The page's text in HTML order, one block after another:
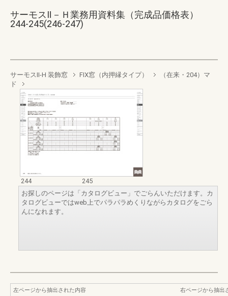
サーモスⅡ－Ｈ業務用資料集（完成品価格表）
244-245(246-247)
サーモスII-H 装飾窓 FIX窓（内押縁タイプ）
（在来・204）マ
ド
244
245
お探しのページは「カタログビュー」でごらんいただけます。カ
タログビューではweb上でパラパラめくりながらカタログをごら
んになれます。
左ページから抽出された内容
右ページから抽出